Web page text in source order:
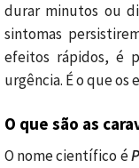
durar minutos ou
sintomas
efeitos rápidos, é
urgência. É o que os
O que são as
O nome científico é